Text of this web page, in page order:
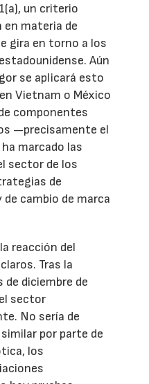
un criterio
en materia de
gira en torno a los
Aún
se aplicará esto
Vietnam o México
componentes
—precisamente el
marcado las
sector de los
de
de cambio de marca
reacción del
Tras la
de diciembre de
sector
No sería de
por parte de
los